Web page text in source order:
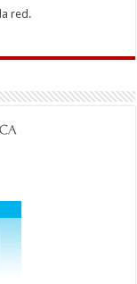
red.